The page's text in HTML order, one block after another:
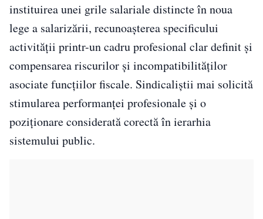
instituirea unei grile salariale distincte în noua
lege a salarizării, recunoașterea specificului
activității printr-un cadru profesional clar definit și
compensarea riscurilor și incompatibilităților
asociate funcțiilor fiscale. Sindicaliștii mai solicită
stimularea performanței profesionale și o
poziționare considerată corectă în ierarhia
sistemului public.